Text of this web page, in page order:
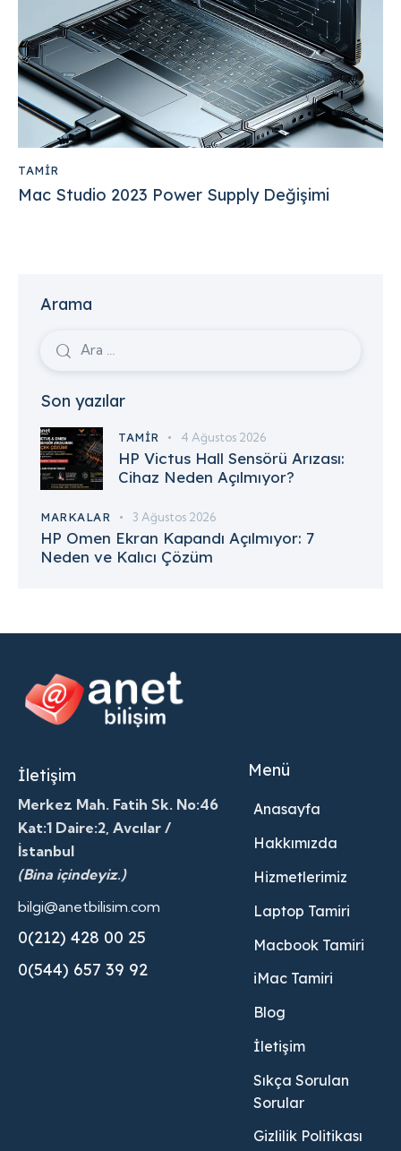
TAMIR
Mac Studio 2023 Power Supply Değişimi
Arama
Son yazılar
TAMIR 4 Ağustos 2026
HP Victus Hall Sensörü Arızası:
Cihaz Neden Açılmıyor?
MARKALAR 3 Ağustos 2026
HP Omen Ekran Kapandı Açılmıyor: 7
Neden ve Kalıcı Çözüm
İletişim
Merkez Mah. Fatih Sk. No:46
Kat:1 Daire:2, Avcılar /
İstanbul
(Bina içindeyiz.)
bilgi@anetbilisim.com
0(212) 428 00 25
0(544) 657 39 92
Menü
Anasayfa
Hakkımızda
Hizmetlerimiz
Laptop Tamiri
Macbook Tamiri
iMac Tamiri
Blog
İletişim
Sıkça Sorulan
Sorular
Gizlilik Politikası